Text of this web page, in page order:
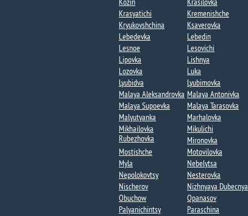
Krasyatichi
Kremenishche​
Kryukovshchina​
Ksaverovka
Lebedevka
Lebedin​
Lesnoe​
Lesovichi​
Lipovka
Lishnya
Lozovka​
Luka
Lyubidva​
Lyubimovka​
Malaya Aleksandrovka​ Malaya Antonivka
Malaya Supoevka
Malaya Tarasovka
Malyutyanka​
Marhalovka
Mikhailovka
Rubezhovka
Mikulichi
Mironovka
Mostishche
Motovilovka
Myla
Nebelytsa
Nepolokovtsy
Nesterovka​
Nischerov
Nizhnyaya Dubecnya​
Obuchow
Opanasov
Palyanichintsy
Paraschina​